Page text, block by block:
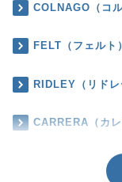
COLNAGO（コル
FELT（フェルト）
RIDLEY（リドレ
CARRERA（カレ